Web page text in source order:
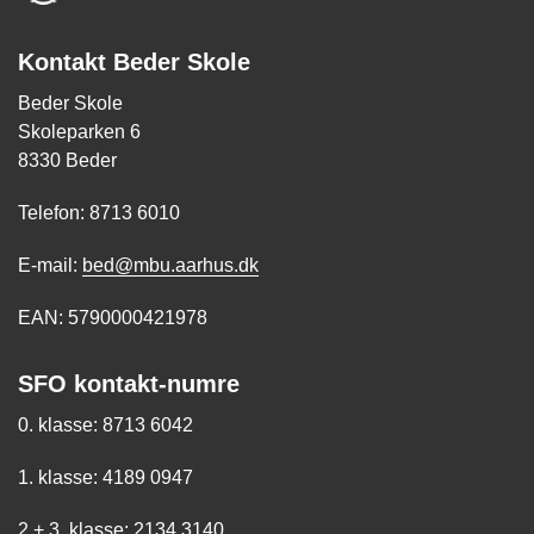
Kontakt Beder Skole
Beder Skole
Skoleparken 6
8330 Beder
Telefon: 8713 6010
E-mail: bed@mbu.aarhus.dk
EAN: 5790000421978
SFO kontakt-numre
0. klasse: 8713 6042
1. klasse: 4189 0947
2.+ 3. klasse: 2134 3140